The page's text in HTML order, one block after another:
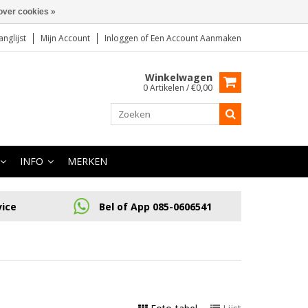
Mijn Account Inloggen of Een Account Aanmaken
Winkelwagen
0 Artikelen / €0,00
INFO MERKEN
Bel of App 085-0606541
cookies »